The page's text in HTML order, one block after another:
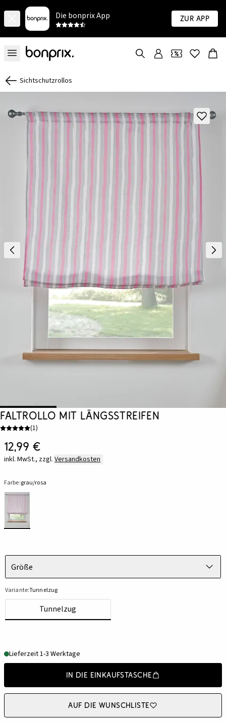
Die bonprix App Zur App
Sichtschutzrollos
Faltrollo mit Längsstreifen
(1)
12,99 €
inkl. MwSt., zzgl. Versandkosten
Farbe:grau/rosa
Größe
Variante:Tunnelzug
Tunnelzug
Lieferzeit 1-3 Werktage
In die Einkaufstasche
Auf die Wunschliste